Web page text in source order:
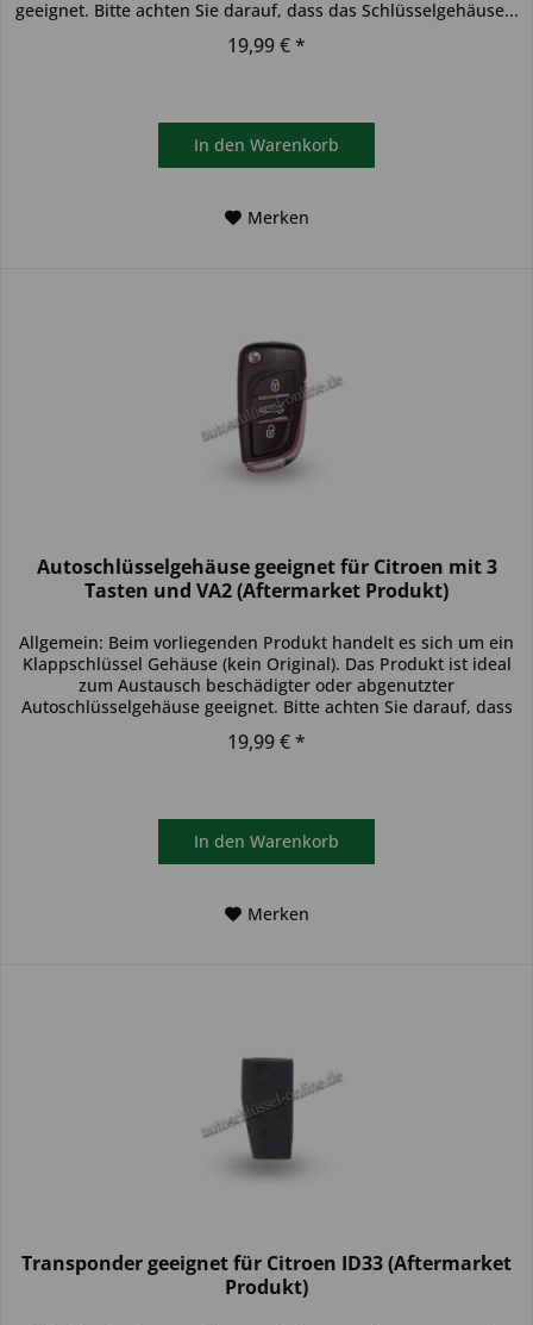
geeignet. Bitte achten Sie darauf, dass das Schlüsselgehäuse...
19,99 € *
In den Warenkorb
Merken
Autoschlüsselgehäuse geeignet für Citroen mit 3
Tasten und VA2 (Aftermarket Produkt)
Allgemein: Beim vorliegenden Produkt handelt es sich um ein
Klappschlüssel Gehäuse (kein Original). Das Produkt ist ideal
zum Austausch beschädigter oder abgenutzter
Autoschlüsselgehäuse geeignet. Bitte achten Sie darauf, dass
19,99 € *
In den Warenkorb
Merken
Transponder geeignet für Citroen ID33 (Aftermarket
Produkt)